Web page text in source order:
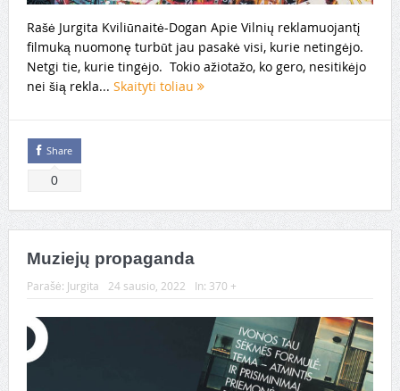
Rašė Jurgita Kviliūnaitė-Dogan Apie Vilnių reklamuojantį
filmuką nuomonę turbūt jau pasakė visi, kurie netingėjo.
Netgi tie, kurie tingėjo. Tokio ažiotažo, ko gero, nesitikėjo
nei šią rekla... Skaityti toliau
Share
0
Muziejų propaganda
Parašė: Jurgita 24 sausio, 2022 In: 370 +